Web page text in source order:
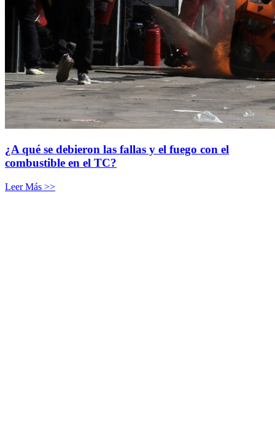
¿A qué se debieron las fallas y el fuego con el
combustible en el TC?
Leer Más >>